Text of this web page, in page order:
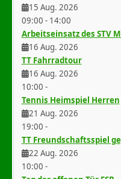
15 Aug. 2026
09:00 - 14:00
Arbeitseinsatz des STV
16 Aug. 2026
TT Fahrradtour
16 Aug. 2026
10:00 -
Tennis Heimspiel Herren
21 Aug. 2026
19:00 -
TT Freundschaftsspiel
22 Aug. 2026
10:00 -